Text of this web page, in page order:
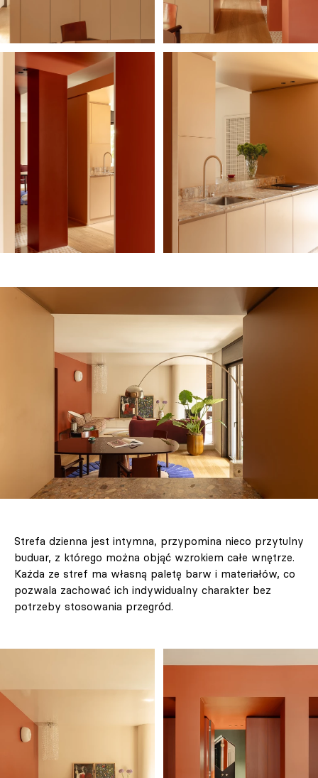
Strefa dzienna jest intymna, przypomina nieco przytulny
buduar, z którego można objąć wzrokiem całe wnętrze.
Każda ze stref ma własną paletę barw i materiałów, co
pozwala zachować ich indywidualny charakter bez
potrzeby stosowania przegród.